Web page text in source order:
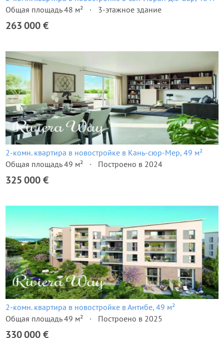
Общая площадь 48 м²
3-этажное здание
263 000 €
2-комн. квартира в новостройке в Кань-сюр-Мер, 49 м²
Общая площадь 49 м²
Построено в 2024
325 000 €
2-комн. квартира в новостройке в Антибе, 49 м²
Общая площадь 49 м²
Построено в 2025
330 000 €